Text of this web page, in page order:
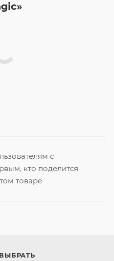
с
кто поделится
товаре